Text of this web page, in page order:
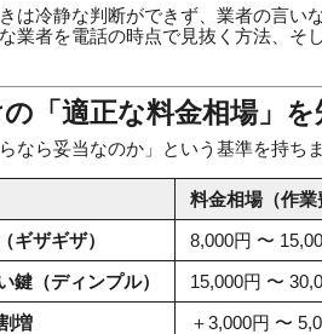
は冷静な判断ができず、業者の言い
業者を電話の時点で見抜く方法、そ
「適正な料金相場」を
なら妥当なのか」という基準を持ち
料金相場（作業
ギザギザ）
8,000円 〜
鍵（ディンプル）
15,000円 〜
増
＋3,000円 〜